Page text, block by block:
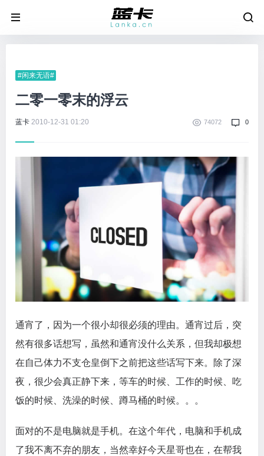
#闲来无语#
二零一零末的浮云
蓝卡 2010-12-31 01:20 74072 0
通宵了，因为一个很小却很必须的理由。通宵过后，突
然有很多话想写，虽然和通宵没什么关系，但我却极想
在自己体力不支仓皇倒下之前把这些话写下来。除了深
夜，很少会真正静下来，等车的时候、工作的时候、吃
饭的时候、洗澡的时候、蹲马桶的时候。。。
面对的不是电脑就是手机。在这个年代，电脑和手机成
了我不离不弃的朋友，当然幸好今天星哥也在，在帮我